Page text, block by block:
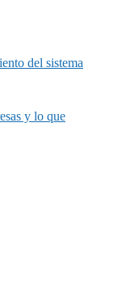
del sistema